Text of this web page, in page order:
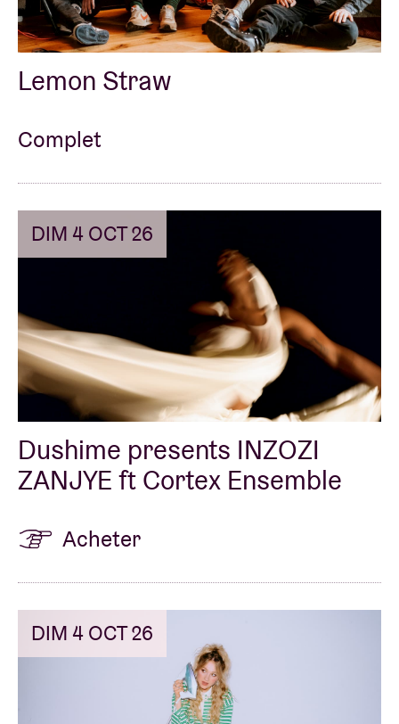
Lemon Straw
Complet
DIM 4 OCT 26
Dushime presents INZOZI
ZANJYE ft Cortex Ensemble
Acheter
DIM 4 OCT 26